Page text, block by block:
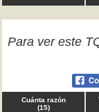
Para ver este
Cuánta razón
(15)